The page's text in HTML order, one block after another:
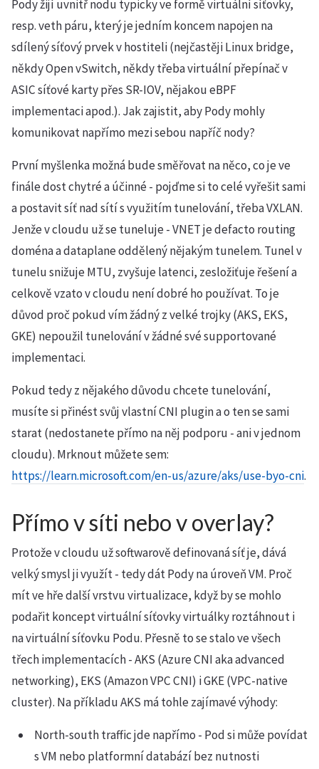
Pody žijí uvnitř nodu typicky ve formě virtuální síťovky,
resp. veth páru, který je jedním koncem napojen na
sdílený síťový prvek v hostiteli (nejčastěji Linux bridge,
někdy Open vSwitch, někdy třeba virtuální přepínač v
ASIC síťové karty přes SR-IOV, nějakou eBPF
implementaci apod.). Jak zajistit, aby Pody mohly
komunikovat napřímo mezi sebou napříč nody?
První myšlenka možná bude směřovat na něco, co je ve
finále dost chytré a účinné - pojďme si to celé vyřešit sami
a postavit síť nad sítí s využitím tunelování, třeba VXLAN.
Jenže v cloudu už se tuneluje - VNET je defacto routing
doména a dataplane oddělený nějakým tunelem. Tunel v
tunelu snižuje MTU, zvyšuje latenci, zesložiťuje řešení a
celkově vzato v cloudu není dobré ho používat. To je
důvod proč pokud vím žádný z velké trojky (AKS, EKS,
GKE) nepoužil tunelování v žádné své supportované
implementaci.
Pokud tedy z nějakého důvodu chcete tunelování,
musíte si přinést svůj vlastní CNI plugin a o ten se sami
starat (nedostanete přímo na něj podporu - ani v jednom
cloudu). Mrknout můžete sem:
https://learn.microsoft.com/en-us/azure/aks/use-byo-cni.
Přímo v síti nebo v overlay?
Protože v cloudu už softwarově definovaná síť je, dává
velký smysl ji využít - tedy dát Pody na úroveň VM. Proč
mít ve hře další vrstvu virtualizace, když by se mohlo
podařit koncept virtuální síťovky virtuálky roztáhnout i
na virtuální síťovku Podu. Přesně to se stalo ve všech
třech implementacích - AKS (Azure CNI aka advanced
networking), EKS (Amazon VPC CNI) i GKE (VPC-native
cluster). Na příkladu AKS má tohle zajímavé výhody:
North-south traffic jde napřímo - Pod si může povídat
s VM nebo platformní databází bez nutnosti